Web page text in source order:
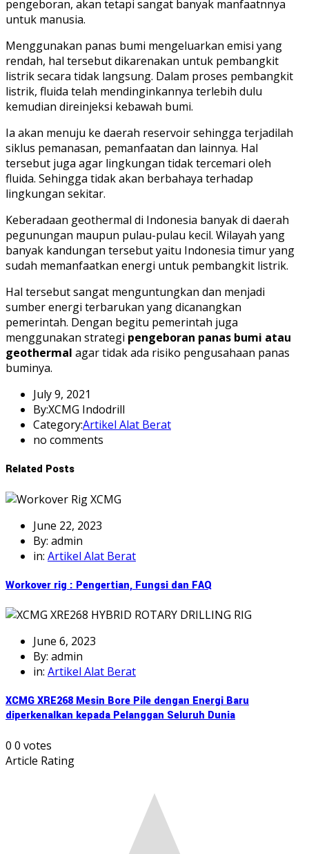
pengeboran, akan tetapi sangat banyak manfaatnnya
untuk manusia.
Menggunakan panas bumi mengeluarkan emisi yang
rendah, hal tersebut dikarenakan untuk pembangkit
listrik secara tidak langsung. Dalam proses pembangkit
listrik, fluida telah mendinginkannya terlebih dulu
kemudian direinjeksi kebawah bumi.
Ia akan menuju ke daerah reservoir sehingga terjadilah
siklus pemanasan, pemanfaatan dan lainnya. Hal
tersebut juga agar lingkungan tidak tercemari oleh
fluida. Sehingga tidak akan berbahaya terhadap
lingkungan sekitar.
Keberadaan geothermal di Indonesia banyak di daerah
pegunungan maupun pulau-pulau kecil. Wilayah yang
banyak kandungan tersebut yaitu Indonesia timur yang
sudah memanfaatkan energi untuk pembangkit listrik.
Hal tersebut sangat menguntungkan dan menjadi
sumber energi terbarukan yang dicanangkan
pemerintah. Dengan begitu pemerintah juga
menggunakan strategi pengeboran panas bumi atau
geothermal agar tidak ada risiko pengusahaan panas
buminya.
July 9, 2021
By:XCMG Indodrill
Category:Artikel Alat Berat
no comments
Related Posts
June 22, 2023
By: admin
in: Artikel Alat Berat
Workover rig : Pengertian, Fungsi dan FAQ
June 6, 2023
By: admin
in: Artikel Alat Berat
XCMG XRE268 Mesin Bore Pile dengan Energi Baru
diperkenalkan kepada Pelanggan Seluruh Dunia
0 0 votes
Article Rating